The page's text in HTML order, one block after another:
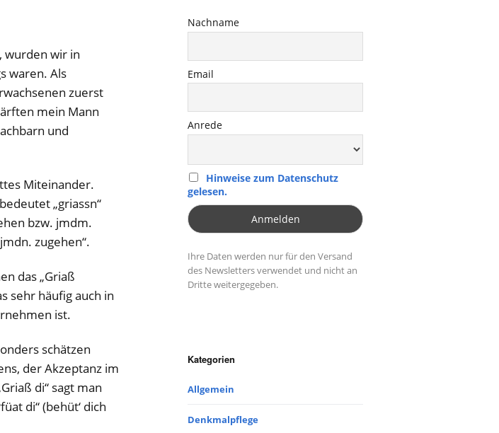
wurden wir in
waren. Als
zuerst
mein Mann
und
Miteinander.
„griassn“
bzw. jmdm.
zugehen“.
das „Griaß
sehr häufig auch in
ist.
schätzen
der Akzeptanz im
di“ sagt man
di“ (behüt‘ dich
Nachname
Email
Anrede
Hinweise zum Datenschutz
gelesen.
Ihre Daten werden nur für den Versand
des Newsletters verwendet und nicht an
Dritte weitergegeben.
Kategorien
Allgemein
Denkmalpflege